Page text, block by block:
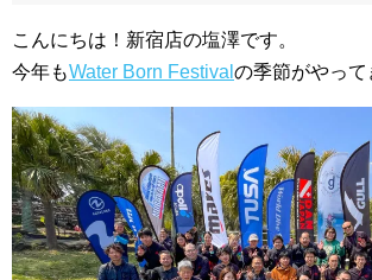
こんにちは！新宿店の塩澤です。
今年もWater Born Festival の季節がやって